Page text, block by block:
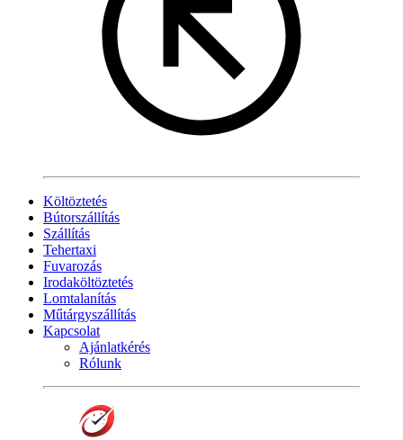
Költöztetés
Bútorszállítás
Szállítás
Tehertaxi
Fuvarozás
Irodaköltöztetés
Lomtalanítás
Műtárgyszállítás
Kapcsolat
Ajánlatkérés
Rólunk